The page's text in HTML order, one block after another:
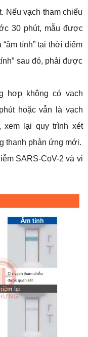
Nếu vạch tham chiếu
30 phút, mẫu được
tính” tại thời điểm
sau đó, phải được
hợp không có vạch
hoặc vẫn là vạch
xem lại quy trình xét
thanh phản ứng mới.
SARS-CoV-2 và vi